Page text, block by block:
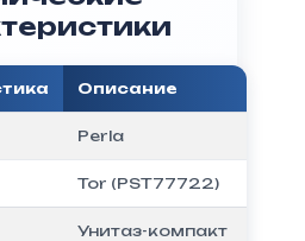
Описание
Perla
Tor (PST77722)
Унитаз-компакт